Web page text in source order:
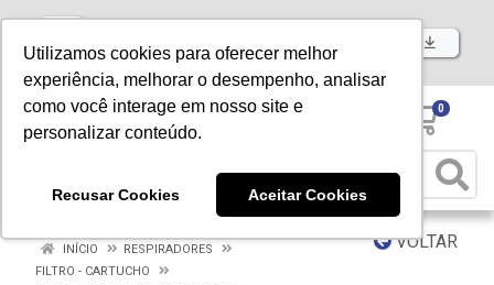
Utilizamos cookies para oferecer melhor
experiência, melhorar o desempenho, analisar
como você interage em nosso site e
personalizar conteúdo.
Recusar Cookies Aceitar Cookies
Baixe já nosso APP
0
VOLTAR
INÍCIO
RESPIRADORES
FILTRO - CARTUCHO